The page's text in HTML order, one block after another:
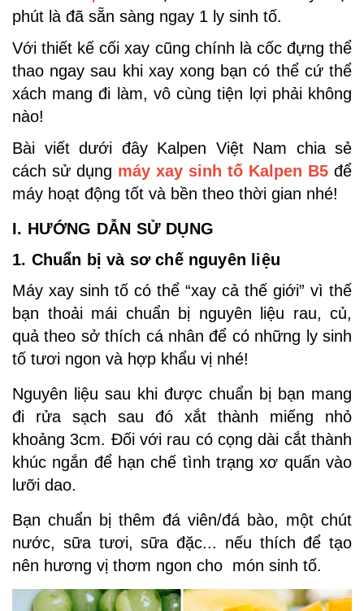
phút là đã sẵn sàng ngay 1 ly sinh tố.
Với thiết kế cối xay cũng chính là cốc đựng thể
thao ngay sau khi xay xong bạn có thể cứ thể
xách mang đi làm, vô cùng tiện lợi phải không
nào!
Bài viết dưới đây Kalpen Việt Nam chia sẻ
cách sử dụng máy xay sinh tố Kalpen B5 để
máy hoạt động tốt và bền theo thời gian nhé!
I. HƯỚNG DẪN SỬ DỤNG
1. Chuẩn bị và sơ chế nguyên liệu
Máy xay sinh tố có thể “xay cả thế giới” vì thế
bạn thoải mái chuẩn bị nguyên liệu rau, củ,
quả theo sở thích cá nhân để có những ly sinh
tố tươi ngon và hợp khẩu vị nhé!
Nguyên liệu sau khi được chuẩn bị bạn mang
đi rửa sạch sau đó xắt thành miếng nhỏ
khoảng 3cm. Đối với rau có cọng dài cắt thành
khúc ngắn để hạn chế tình trạng xơ quấn vào
lưỡi dao.
Bạn chuẩn bị thêm đá viên/đá bào, một chút
nước, sữa tươi, sữa đặc... nếu thích để tạo
nên hương vị thơm ngon cho món sinh tố.